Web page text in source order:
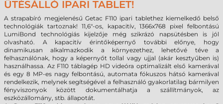
ÜTÉSÁLLÓ IPARI TABLET!
A strapabíró megjelenésű Getac F110 ipari tablethez kiemelkedő belső
technológiák tartoznak! 11,6"-os, kapacitív, 1366x768 pixel felbontású
LumiBond technológiás kijelzője még szikrázó napsütésben is jól
olvasható. A kapacitív érintőképernyő további előnye, hogy
dinamikusan alkalmazkodik a környezethez, lehetővé téve a
felhasználónak, hogy a képernyőt tollal vagy ujjal (akár kesztyűben is)
használhassa. Az F110 táblagép HD videóra optimalizált első kamerával
és egy 8 MP-es nagy felbontású, automata fókuszos hátsó kamerával
rendelkezik, melynek segítségével a felhasználó gyakorlatilag bármilyen
fényviszonyok között dokumentálhatja a szállítmányok, az
eszközállomány, stb. állapotát.